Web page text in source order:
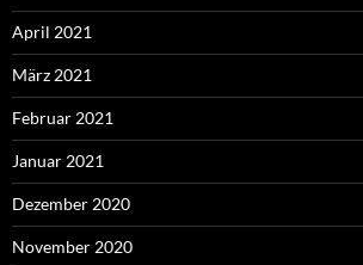
April 2021
März 2021
Februar 2021
Januar 2021
Dezember 2020
November 2020